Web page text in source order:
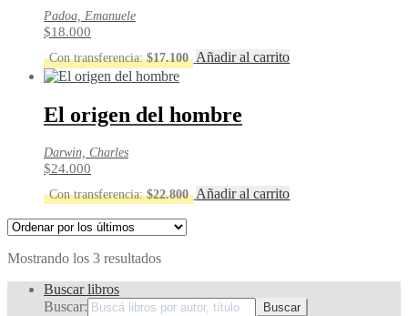
Padoa, Emanuele
$18.000
Con transferencia:$17.100 Añadir al carrito
El origen del hombre
Darwin, Charles
$24.000
Con transferencia:$22.800 Añadir al carrito
Mostrando los 3 resultadosOrdenado
últimos
Buscar libros
Buscar: